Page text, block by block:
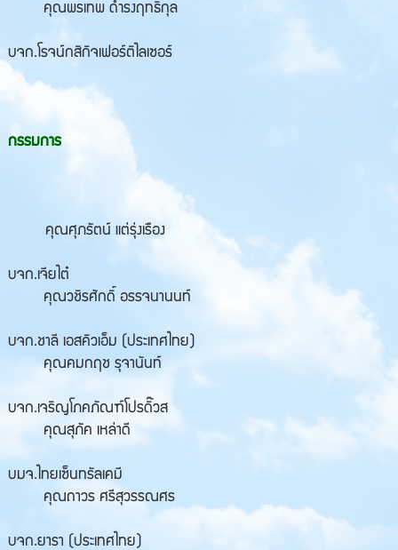
คุณพรเทพ ดำรงฤทธิกุล
บจก.โรจน์กสิกิจเฟอร์ติไลเซอร์
กรรมการ
คุณศุภรัตน์ แต่รุ่งเรือง
บจก.เจียไต๋
คุณวชิรศักดิ์ อรรจนานนท์
บจก.ชาลี เอสคิวเอ็ม (ประเทศไทย)
คุณคมกฤช รุจานันท์
บจก.เจริญโภคภัณฑ์โปรดิ๊วส
คุณสุภัค เหล่าดี
บมจ.ไทยเซ็นทรัลเคมี
คุณถาวร ศรีสุวรรณศร
บจก.ยารา (ประเทศไทย)